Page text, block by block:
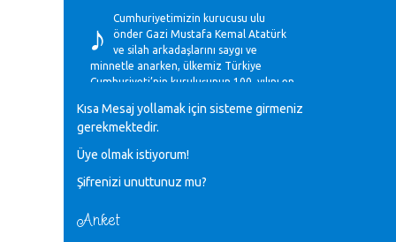
♪
Cumhuriyetimizin kurucusu ulu
önder Gazi Mustafa Kemal Atatürk
ve silah arkadaşlarını saygı ve
minnetle anarken, ülkemiz Türkiye
Cumhuriyeti’nin kuruluşunun 100. yılını en
Mavi Nota - 28.10.2023
♪
Müzik Bölümlerinin Eğitim
Gülşah Sargın Kaptaş - 28.10.2023
Kısa Mesaj yollamak için sisteme girmeniz
gerekmektedir.
Üye olmak istiyorum!
Şifrenizi unuttunuz mu?
Anket